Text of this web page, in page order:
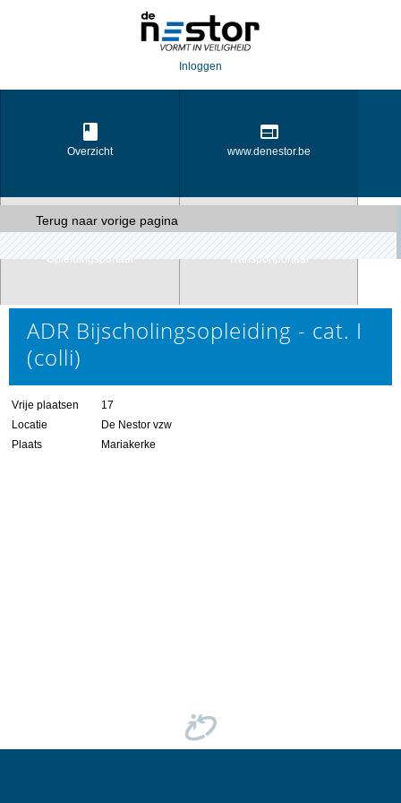
Inloggen
Overzicht www.denestor.be
Opleidingsportaal Transportportaal
Terug naar vorige pagina
ADR Bijscholingsopleiding - cat. I
(colli)
Vrije plaatsen
17
Locatie
De Nestor vzw
Plaats
Mariakerke